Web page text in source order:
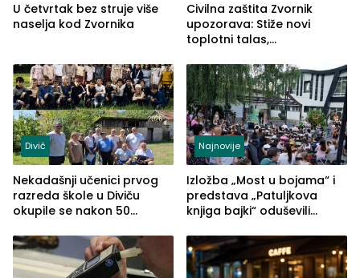
U četvrtak bez struje više
naselja kod Zvornika
Civilna zaštita Zvornik
upozorava: Stiže novi
toplotni talas,
Divič
Nekadašnji učenici prvog
razreda škole u Diviču
okupile se nakon 50
Pašić im održao čas
(FOTO)
Najnovije
Izložba „Most u bojama“ i
predstava „Patuljkova
knjiga bajki“ oduševili